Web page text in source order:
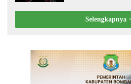
Selengkapnya